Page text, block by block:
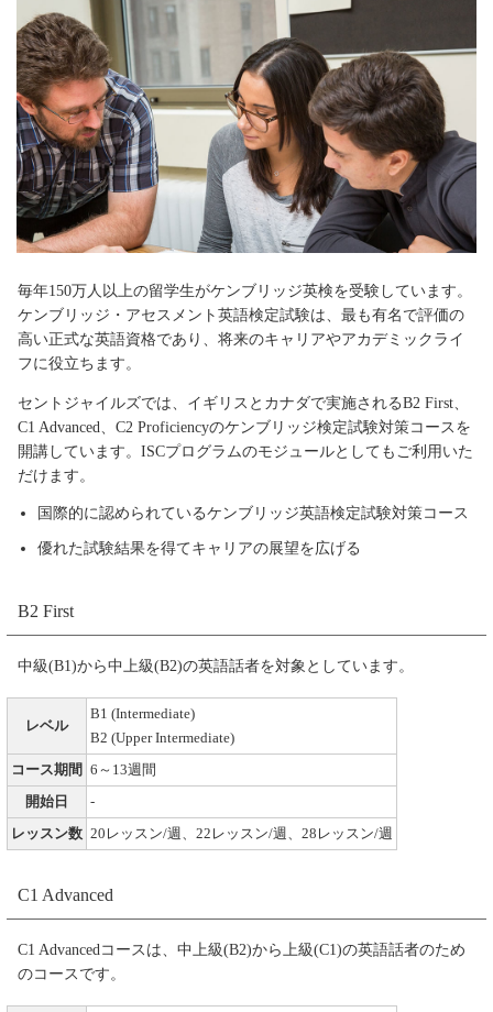
毎年150万人以上の留学生がケンブリッジ英検を受験しています。
ケンブリッジ・アセスメント英語検定試験は、最も有名で評価の
高い正式な英語資格であり、将来のキャリアやアカデミックライ
フに役立ちます。
セントジャイルズでは、イギリスとカナダで実施されるB2 First、
C1 Advanced、C2 Proficiencyのケンブリッジ検定試験対策コースを
開講しています。ISCプログラムのモジュールとしてもご利用いた
だけます。
国際的に認められているケンブリッジ英語検定試験対策コース
優れた試験結果を得てキャリアの展望を広げる
B2 First
中級(B1)から中上級(B2)の英語話者を対象としています。
レベル
B1 (Intermediate)
B2 (Upper Intermediate)
コース期間 6～13週間
開始日 -
レッスン数 20レッスン/週、22レッスン/週、28レッスン/週
C1 Advanced
C1 Advancedコースは、中上級(B2)から上級(C1)の英語話者のため
のコースです。